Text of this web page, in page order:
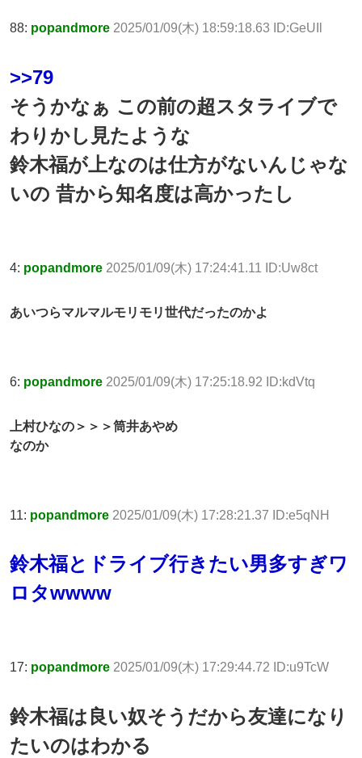
88: popandmore 2025/01/09(木) 18:59:18.63 ID:GeUIl
>>79
そうかなぁ この前の超スタライブで
わりかし見たような
鈴木福が上なのは仕方がないんじゃな
いの 昔から知名度は高かったし
4: popandmore 2025/01/09(木) 17:24:41.11 ID:Uw8ct
あいつらマルマルモリモリ世代だったのかよ
6: popandmore 2025/01/09(木) 17:25:18.92 ID:kdVtq
上村ひなの＞＞＞筒井あやめ
なのか
11: popandmore 2025/01/09(木) 17:28:21.37 ID:e5qNH
鈴木福とドライブ行きたい男多すぎワ
ロタwwww
17: popandmore 2025/01/09(木) 17:29:44.72 ID:u9TcW
鈴木福は良い奴そうだから友達になり
たいのはわかる